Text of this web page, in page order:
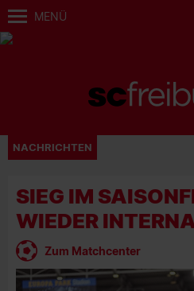
MENÜ
NACHRICHTEN
SIEG IM
WIEDER
Zum Matchcenter